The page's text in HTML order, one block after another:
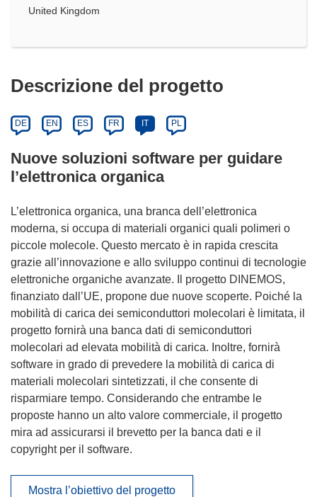
United Kingdom
Descrizione del progetto
DE EN ES FR IT PL
Nuove soluzioni software per guidare
l’elettronica organica
L’elettronica organica, una branca dell’elettronica
moderna, si occupa di materiali organici quali polimeri o
piccole molecole. Questo mercato è in rapida crescita
grazie all’innovazione e allo sviluppo continui di tecnologie
elettroniche organiche avanzate. Il progetto DINEMOS,
finanziato dall’UE, propone due nuove scoperte. Poiché la
mobilità di carica dei semiconduttori molecolari è limitata, il
progetto fornirà una banca dati di semiconduttori
molecolari ad elevata mobilità di carica. Inoltre, fornirà
software in grado di prevedere la mobilità di carica di
materiali molecolari sintetizzati, il che consente di
risparmiare tempo. Considerando che entrambe le
proposte hanno un alto valore commerciale, il progetto
mira ad assicurarsi il brevetto per la banca dati e il
copyright per il software.
Mostra l’obiettivo del progetto